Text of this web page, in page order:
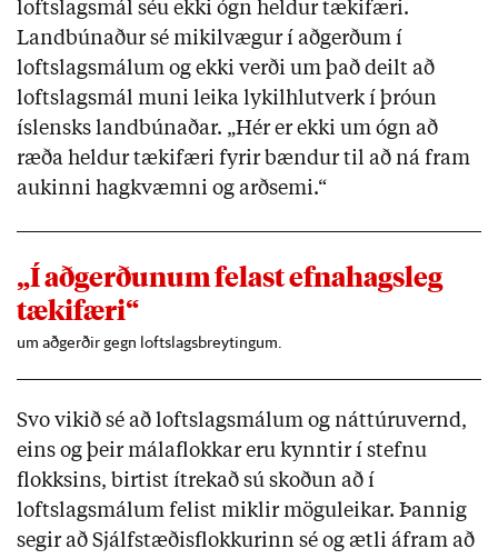
loftslagsmál séu ekki ógn heldur tækifæri.
Landbúnaður sé mikilvægur í aðgerðum í
loftslagsmálum og ekki verði um það deilt að
loftslagsmál muni leika lykilhlutverk í þróun
íslensks landbúnaðar. „Hér er ekki um ógn að
ræða heldur tækifæri fyrir bændur til að ná fram
aukinni hagkvæmni og arðsemi.“
„Í aðgerðunum felast efnahagsleg
tækifæri“
um aðgerðir gegn loftslagsbreytingum.
Svo vikið sé að loftslagsmálum og náttúruvernd,
eins og þeir málaflokkar eru kynntir í stefnu
flokksins, birtist ítrekað sú skoðun að í
loftslagsmálum felist miklir möguleikar. Þannig
segir að Sjálfstæðisflokkurinn sé og ætli áfram að